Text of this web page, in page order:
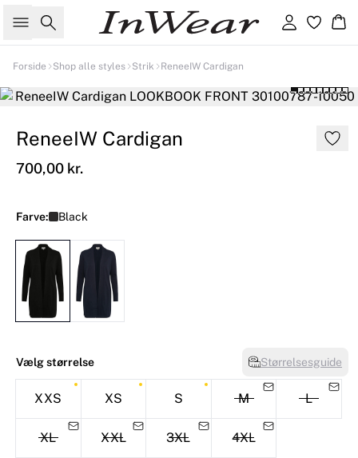
Søg Log ind
Forside Shop alle styles Strik ReneeIW Cardigan
ReneeIW Cardigan
700,00 kr.
Farve: Black
Vælg størrelse Størrelsesguide
XXS XS S M L
XL XXL 3XL 4XL